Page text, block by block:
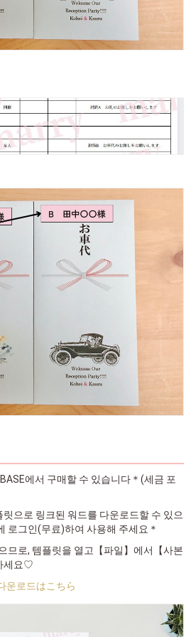
에서 구매할 수 있습니다＊(세금 포
으로 링크된 워드를 다운로드할 수 있으
로그인(무료)하여 사용해 주세요＊
므로, 템플릿을 열고【파일】에서【사본
세요♡
운로드はこちら